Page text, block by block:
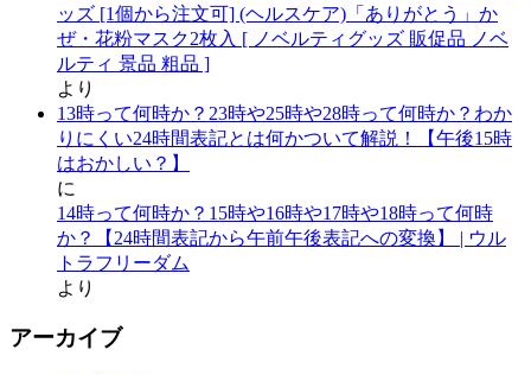
ッズ [1個から注文可] (ヘルスケア)「ありがとう」か
ぜ・花粉マスク2枚入 [ ノベルティグッズ 販促品 ノベ
ルティ 景品 粗品 ]
より
13時って何時か？23時や25時や28時って何時か？わか
りにくい24時間表記とは何かついて解説！【午後15時
はおかしい？】
に
14時って何時か？15時や16時や17時や18時って何時
か？【24時間表記から午前午後表記への変換】 | ウル
トラフリーダム
より
アーカイブ